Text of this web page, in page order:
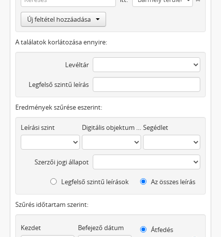
Új feltétel hozzáadása
A találatok korlátozása ennyire:
Levéltár
Legfelső szintű leírás
Eredmények szűrése eszerint:
Leírási szint Digitális objektum áll rendelkezésre Segédlet
Szerzői jogi állapot
Legfelső szintű leírások Az összes leírás
Szűrés időtartam szerint:
Kezdet Befejező dátum
Átfedés